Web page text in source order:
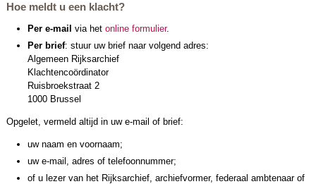
Hoe meldt u een klacht?
Per e-mail via het online formulier.
Per brief: stuur uw brief naar volgend adres:
Algemeen Rijksarchief
Klachtencoördinator
Ruisbroekstraat 2
1000 Brussel
Opgelet, vermeld altijd in uw e-mail of brief:
uw naam en voornaam;
uw e-mail, adres of telefoonnummer;
of u lezer van het Rijksarchief, archiefvormer, federaal ambtenaar of